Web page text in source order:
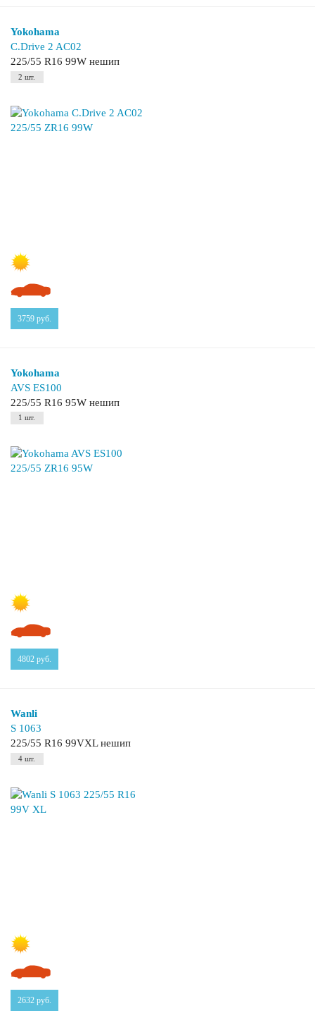
Yokohama
C.Drive 2 AC02
225/55 R16 99W нешип
2 шт.
3759 руб.
Yokohama
AVS ES100
225/55 R16 95W нешип
1 шт.
4802 руб.
Wanli
S 1063
225/55 R16 99VXL нешип
4 шт.
2632 руб.